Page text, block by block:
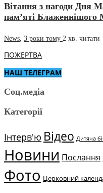
Вітання з нагоди Дня
пам’яті
News 3 роки тому 2 хв. читати
ПОЖЕРТВА
НАШ ТЕЛЕГРАМ
Соц.медіа
Категорії
Інтерв'ю Відео Дитяча
Новини Послання
Фото Церковний